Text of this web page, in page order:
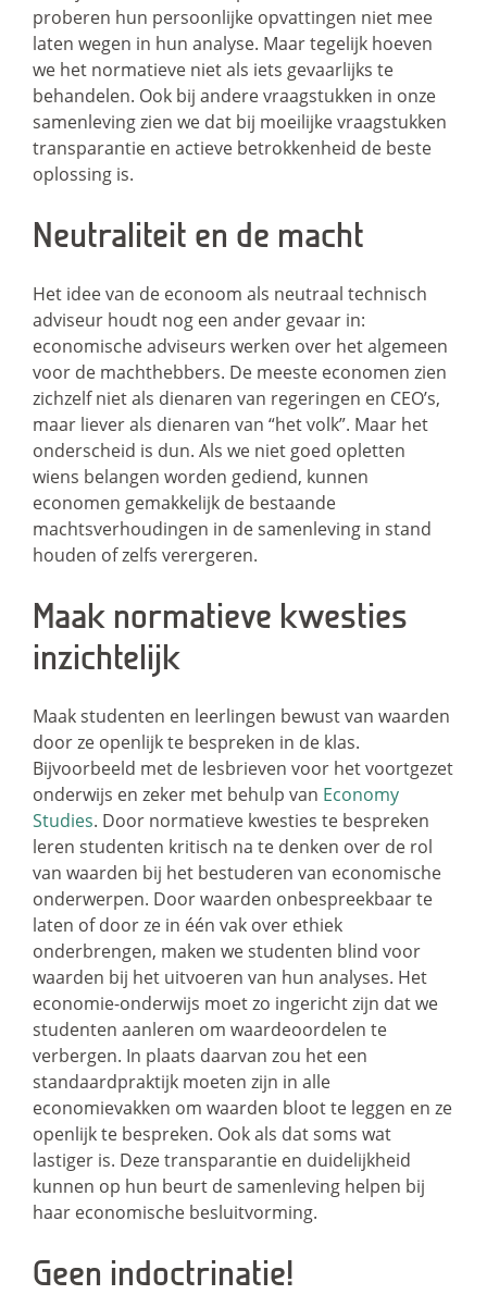
proberen hun persoonlijke opvattingen niet mee
laten wegen in hun analyse. Maar tegelijk hoeven
we het normatieve niet als iets gevaarlijks te
behandelen. Ook bij andere vraagstukken in onze
samenleving zien we dat bij moeilijke vraagstukken
transparantie en actieve betrokkenheid de beste
oplossing is.
Neutraliteit en de macht
Het idee van de econoom als neutraal technisch
adviseur houdt nog een ander gevaar in:
economische adviseurs werken over het algemeen
voor de machthebbers. De meeste economen zien
zichzelf niet als dienaren van regeringen en CEO’s,
maar liever als dienaren van “het volk”. Maar het
onderscheid is dun. Als we niet goed opletten
wiens belangen worden gediend, kunnen
economen gemakkelijk de bestaande
machtsverhoudingen in de samenleving in stand
houden of zelfs verergeren.
Maak normatieve kwesties
inzichtelijk
Maak studenten en leerlingen bewust van waarden
door ze openlijk te bespreken in de klas.
Bijvoorbeeld met de lesbrieven voor het voortgezet
onderwijs en zeker met behulp van Economy
Studies. Door normatieve kwesties te bespreken
leren studenten kritisch na te denken over de rol
van waarden bij het bestuderen van economische
onderwerpen. Door waarden onbespreekbaar te
laten of door ze in één vak over ethiek
onderbrengen, maken we studenten blind voor
waarden bij het uitvoeren van hun analyses. Het
economie-onderwijs moet zo ingericht zijn dat we
studenten aanleren om waardeoordelen te
verbergen. In plaats daarvan zou het een
standaardpraktijk moeten zijn in alle
economievakken om waarden bloot te leggen en ze
openlijk te bespreken. Ook als dat soms wat
lastiger is. Deze transparantie en duidelijkheid
kunnen op hun beurt de samenleving helpen bij
haar economische besluitvorming.
Geen indoctrinatie!